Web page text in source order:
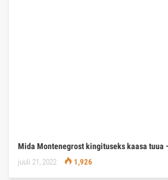
Mida Montenegrost kingituseks kaasa tuua
juuli 21, 2022 1,926